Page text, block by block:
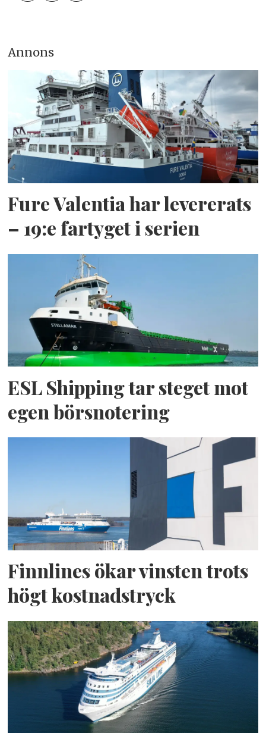
Annons
Fure Valentia har levererats
– 19:e fartyget i serien
ESL Shipping tar steget mot
egen börsnotering
Finnlines ökar vinsten trots
högt kostnadstryck